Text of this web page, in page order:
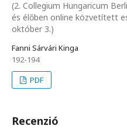
(2. Collegium Hungaricum
és élőben online közvetített
október 3.)
Fanni Sárvári Kinga
192-194
PDF
Recenzió